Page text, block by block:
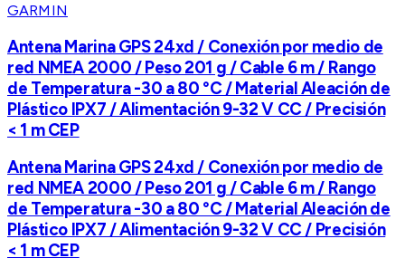
GARMIN
Antena Marina GPS 24xd / Conexión por medio de
red NMEA 2000 / Peso 201 g / Cable 6 m / Rango
de Temperatura -30 a 80 °C / Material Aleación de
Plástico IPX7 / Alimentación 9-32 V CC / Precisión
< 1 m CEP
Antena Marina GPS 24xd / Conexión por medio de
red NMEA 2000 / Peso 201 g / Cable 6 m / Rango
de Temperatura -30 a 80 °C / Material Aleación de
Plástico IPX7 / Alimentación 9-32 V CC / Precisión
< 1 m CEP